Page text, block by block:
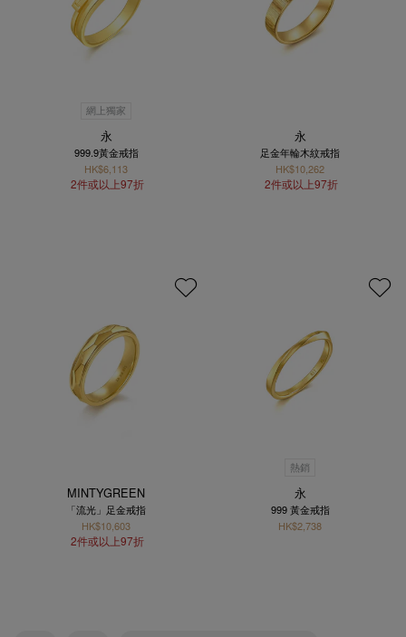
網上獨家
永
999.9黃金戒指
HK$6,113
2件或以上97折
永
足金年輪木紋戒指
HK$10,262
2件或以上97折
MINTYGREEN
「流光」足金戒指
HK$10,603
2件或以上97折
熱銷
永
999 黃金戒指
HK$2,738